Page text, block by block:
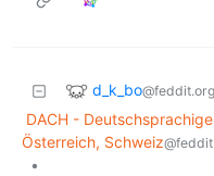
d_k_bo@feddit.org
DACH -
Österreich, Schweiz
•